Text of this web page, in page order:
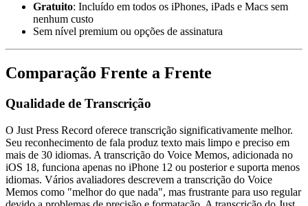
Gratuito: Incluído em todos os iPhones, iPads e Macs sem
nenhum custo
Sem nível premium ou opções de assinatura
Comparação Frente a Frente
Qualidade de Transcrição
O Just Press Record oferece transcrição significativamente melhor.
Seu reconhecimento de fala produz texto mais limpo e preciso em
mais de 30 idiomas. A transcrição do Voice Memos, adicionada no
iOS 18, funciona apenas no iPhone 12 ou posterior e suporta menos
idiomas. Vários avaliadores descrevem a transcrição do Voice
Memos como "melhor do que nada", mas frustrante para uso regular